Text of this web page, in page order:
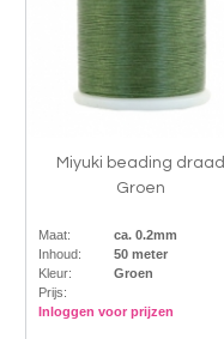
Miyuki beading draad
Groen
Maat:
ca. 0.2mm
Inhoud:
50 meter
Kleur:
Groen
Prijs:
Inloggen voor prijzen